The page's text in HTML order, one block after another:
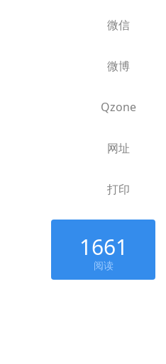
微信
微博
Qzone
网址
打印
1661
阅读